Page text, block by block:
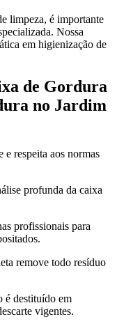
limpeza, é importante
Nossa
em higienização de
de Gordura
no Jardim
e respeita aos normas
profunda da caixa
profissionais para
remove todo resíduo
é destituído em
vigentes.